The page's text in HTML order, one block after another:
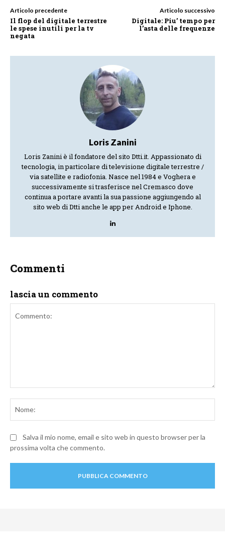
Articolo precedente
Il flop del digitale terrestre
le spese inutili per la tv
negata
Articolo successivo
Digitale: Piu’ tempo per
l’asta delle frequenze
Loris Zanini
Loris Zanini è il fondatore del sito Dtti.it. Appassionato di
tecnologia, in particolare di televisione digitale terrestre /
via satellite e radiofonia. Nasce nel 1984 e Voghera e
successivamente si trasferisce nel Cremasco dove
continua a portare avanti la sua passione aggiungendo al
sito web di Dtti anche le app per Android e Iphone.
Commenti
lascia un commento
Salva il mio nome, email e sito web in questo browser per la
prossima volta che commento.